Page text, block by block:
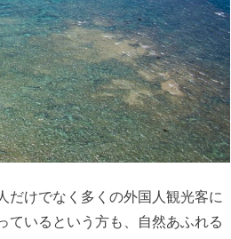
だけでなく多くの外国人観光客に
ているという方も、自然あふれる